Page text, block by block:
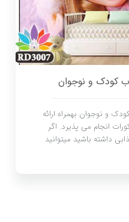
کودک و نوجوان
و نوجوان بهمراه ارائه
انجام می پذیرد. اگر
داشته باشید میتوانید